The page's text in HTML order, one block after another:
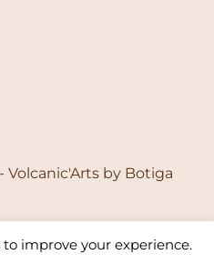
Volcanic'Arts by Botiga
improve your experience.